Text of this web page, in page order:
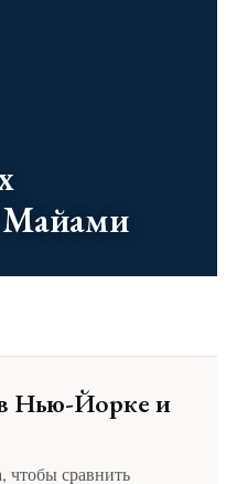
Майами
Нью-Йорке и
чтобы сравнить